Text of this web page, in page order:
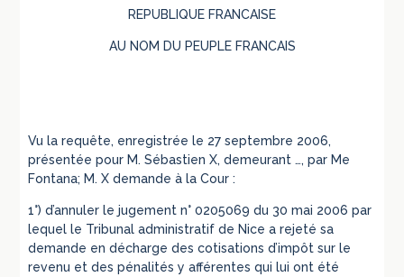
REPUBLIQUE FRANCAISE
AU NOM DU PEUPLE FRANCAIS
Vu la requête, enregistrée le 27 septembre 2006,
présentée pour M. Sébastien X, demeurant …, par Me
Fontana; M. X demande à la Cour :
1°) d’annuler le jugement n° 0205069 du 30 mai 2006 par
lequel le Tribunal administratif de Nice a rejeté sa
demande en décharge des cotisations d’impôt sur le
revenu et des pénalités y afférentes qui lui ont été